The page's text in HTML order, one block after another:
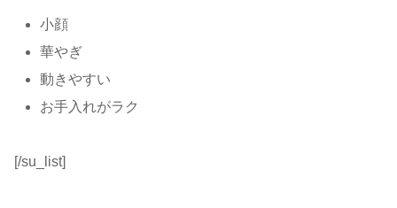
小顔
華やぎ
動きやすい
お手入れがラク
[/su_list]